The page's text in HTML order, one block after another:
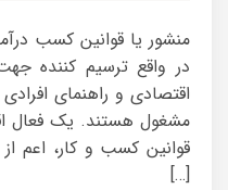
منشور یا قوانین کسب
در واقع ترسیم کننده
اقتصادی و راهنمای
مشغول هستند. یک فعال
قوانین کسب و کار، اعم
[…]